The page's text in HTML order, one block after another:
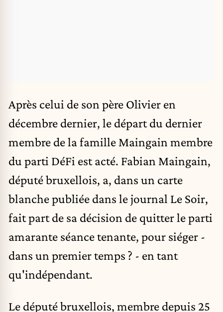
Après celui de son père Olivier en
décembre dernier, le départ du dernier
membre de la famille Maingain membre
du parti DéFi est acté. Fabian Maingain,
député bruxellois, a, dans un carte
blanche publiée dans le journal Le Soir,
fait part de sa décision de quitter le parti
amarante séance tenante, pour siéger -
dans un premier temps ? - en tant
qu'indépendant.
Le député bruxellois, membre depuis 25